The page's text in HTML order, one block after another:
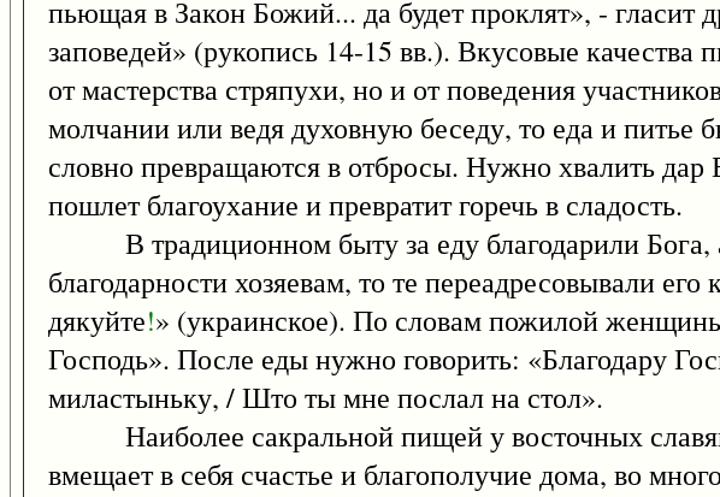
пьющая в Закон Божий... да будет проклят», - гласит
заповедей» (рукопись 14-15 вв.). Вкусовые
от мастерства стряпухи, но и от поведения
молчании или ведя духовную беседу, то еда и питье
словно превращаются в отбросы. Нужно хвалить дар
пошлет благоухание и превратит горечь в сладость.
В традиционном быту за еду благодарили Бога,
благодарности хозяевам, то те переадресовывали
дякуйте!» (украинское). По словам пожилой
Господь». После еды нужно говорить: «Благодару
миластыньку, / Што ты мне послал на стол».
Наиболее сакральной пищей у восточных
вмещает в себя счастье и благополучие дома, во